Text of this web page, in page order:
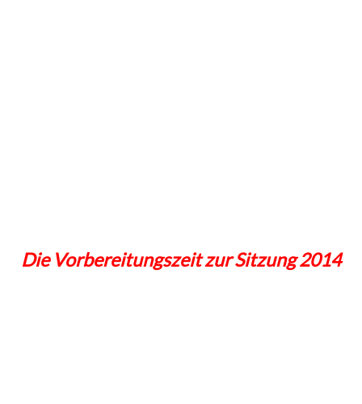
Die Vorbereitungszeit zur Sitzung 2014